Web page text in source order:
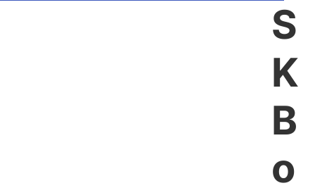
S
K
B
o